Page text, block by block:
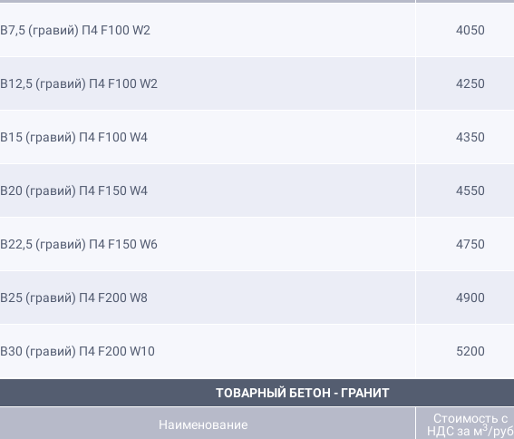
B7,5 (гравий) П4 F100 W2 4050
B12,5 (гравий) П4 F100 W2 4250
B15 (гравий) П4 F100 W4 4350
B20 (гравий) П4 F150 W4 4550
B22,5 (гравий) П4 F150 W6 4750
B25 (гравий) П4 F200 W8 4900
B30 (гравий) П4 F200 W10 5200
ТОВАРНЫЙ БЕТОН - ГРАНИТ
Наименование
Стоимость с
НДС за м3/руб